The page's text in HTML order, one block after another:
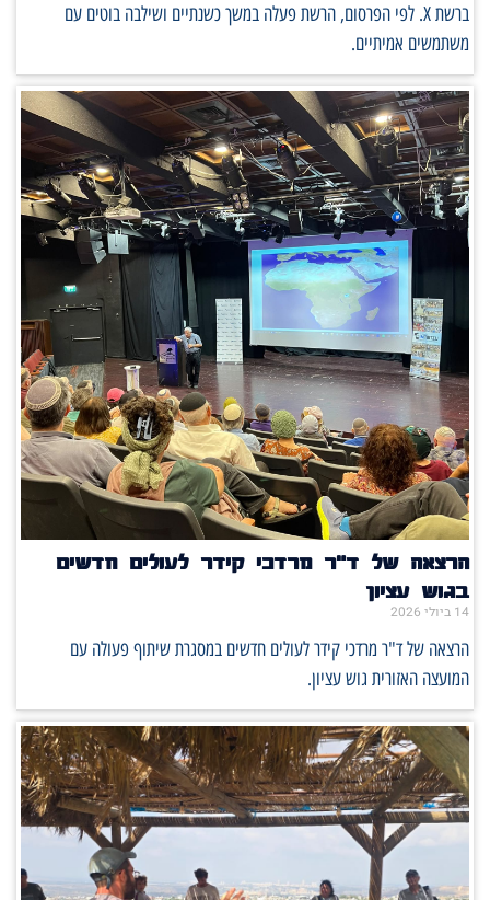
ברשת X. לפי הפרסום, הרשת פעלה במשך כשנתיים ושילבה בוטים עם
משתמשים אמיתיים.
הרצאה של ד"ר מרדכי קידר לעולים חדשים
בגוש עציון
14 ביולי 2026
הרצאה של ד"ר מרדכי קידר לעולים חדשים במסגרת שיתוף פעולה עם
המועצה האזורית גוש עציון.